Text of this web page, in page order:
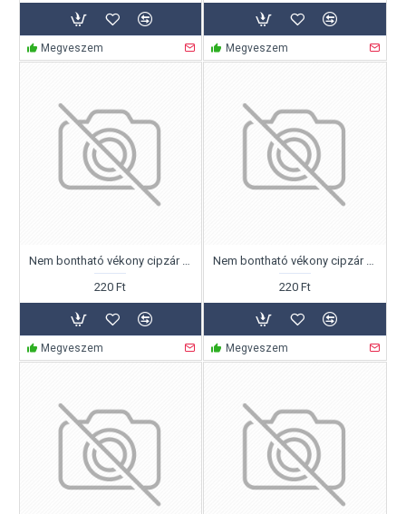
Megveszem Megveszem
Nem bontható vékony cipzár 25cm
220 Ft
Megveszem
Nem bontható vékony cipzár 30cm
220 Ft
Megveszem